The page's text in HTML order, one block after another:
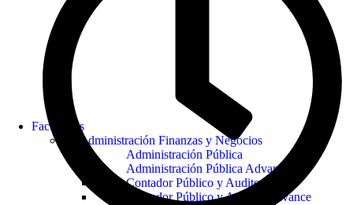
Facultades
Administración Finanzas y Negocios
Administración Pública
Administración Pública Advance
Contador Público y Auditor
Contador Público y Auditor Advance